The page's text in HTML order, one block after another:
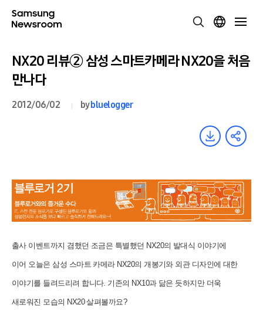
NX20 리뷰② 삼성 스마트카메라 NX20을 처음
만나다
2012/06/02 bybluelogger
출사 이벤트까지 겸했던 조금은 특별했던 NX20의 발대식 이야기에
이어 오늘은 삼성 스마트 카메라 NX20의 개봉기와 외관 디자인에 대한
이야기를 들려드리려 합니다. 기존의 NX10과 닮은 듯하지만 더욱
새로워진 모습의 NX20 살펴볼까요?